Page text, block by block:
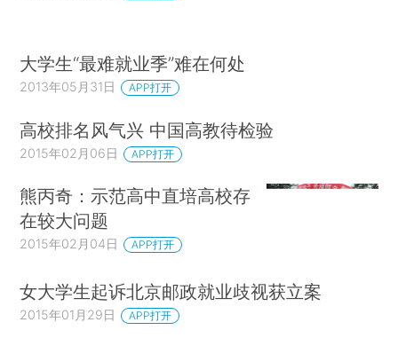
大学生“最难就业季”难在何处
2013年05月31日 APP打开
高校排名风气兴 中国高教待检验
2015年02月06日 APP打开
熊丙奇：示范高中直培高校存
在较大问题
2015年02月04日 APP打开
女大学生起诉北京邮政就业歧视获立案
2015年01月29日 APP打开